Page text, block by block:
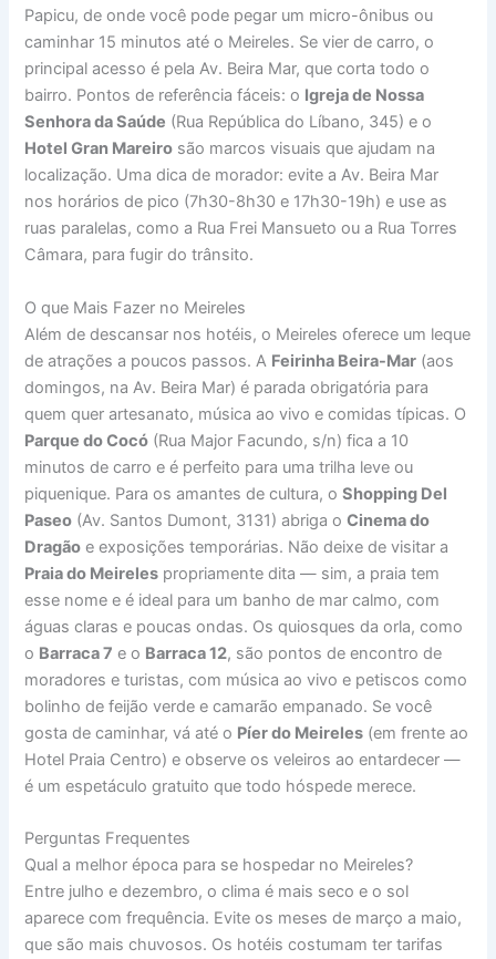
Papicu, de onde você pode pegar um micro-ônibus ou
caminhar 15 minutos até o Meireles. Se vier de carro, o
principal acesso é pela Av. Beira Mar, que corta todo o
bairro. Pontos de referência fáceis: o Igreja de Nossa
Senhora da Saúde (Rua República do Líbano, 345) e o
Hotel Gran Mareiro são marcos visuais que ajudam na
localização. Uma dica de morador: evite a Av. Beira Mar
nos horários de pico (7h30-8h30 e 17h30-19h) e use as
ruas paralelas, como a Rua Frei Mansueto ou a Rua Torres
Câmara, para fugir do trânsito.
O que Mais Fazer no Meireles
Além de descansar nos hotéis, o Meireles oferece um leque
de atrações a poucos passos. A Feirinha Beira-Mar (aos
domingos, na Av. Beira Mar) é parada obrigatória para
quem quer artesanato, música ao vivo e comidas típicas. O
Parque do Cocó (Rua Major Facundo, s/n) fica a 10
minutos de carro e é perfeito para uma trilha leve ou
piquenique. Para os amantes de cultura, oShopping Del
Paseo (Av. Santos Dumont, 3131) abriga oCinema do
Dragão e exposições temporárias. Não deixe de visitar a
Praia do Meireles propriamente dita — sim, a praia tem
esse nome e é ideal para um banho de mar calmo, com
águas claras e poucas ondas. Os quiosques da orla, como
o Barraca 7 e o Barraca 12, são pontos de encontro de
moradores e turistas, com música ao vivo e petiscos como
bolinho de feijão verde e camarão empanado. Se você
gosta de caminhar, vá até o Píer do Meireles (em frente ao
Hotel Praia Centro) e observe os veleiros ao entardecer —
é um espetáculo gratuito que todo hóspede merece.
Perguntas Frequentes
Qual a melhor época para se hospedar no Meireles?
Entre julho e dezembro, o clima é mais seco e o sol
aparece com frequência. Evite os meses de março a maio,
que são mais chuvosos. Os hotéis costumam ter tarifas